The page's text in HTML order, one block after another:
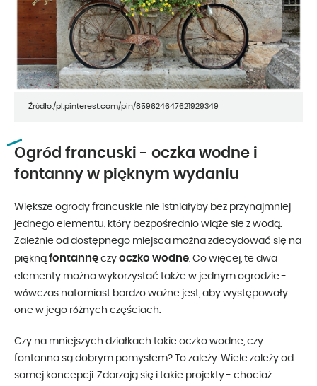
Źródło:/pl.pinterest.com/pin/859624647621929349
Ogród francuski - oczka wodne i
fontanny w pięknym wydaniu
Większe ogrody francuskie nie istniałyby bez przynajmniej
jednego elementu, który bezpośrednio wiąże się z wodą.
Zależnie od dostępnego miejsca można zdecydować się na
piękną fontannę czy oczko wodne . Co więcej, te dwa
elementy można wykorzystać także w jednym ogrodzie -
wówczas natomiast bardzo ważne jest, aby występowały
one w jego różnych częściach.
Czy na mniejszych działkach takie oczko wodne, czy
fontanna są dobrym pomysłem? To zależy. Wiele zależy od
samej koncepcji. Zdarzają się i takie projekty - chociaż